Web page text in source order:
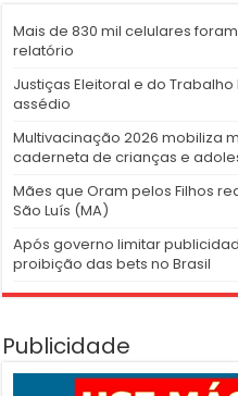
Mais de 830 mil celulares
relatório
Justiças Eleitoral e do
assédio
Multivacinação 2026 mobiliza
caderneta de crianças e
Mães que Oram pelos Filhos
São Luís (MA)
Após governo limitar
proibição das bets no Brasil
Publicidade